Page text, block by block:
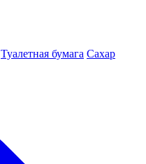
Туалетная бумага Сахар